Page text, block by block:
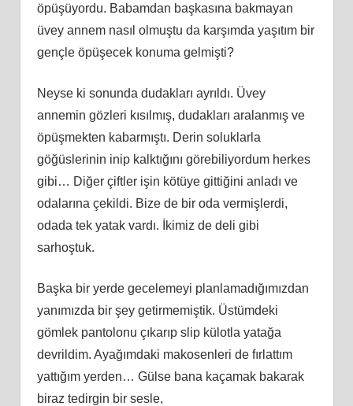
öpüşüyordu. Babamdan başkasına bakmayan
üvey annem nasıl olmuştu da karşımda yaşıtım bir
gençle öpüşecek konuma gelmişti?
Neyse ki sonunda dudakları ayrıldı. Üvey
annemin gözleri kısılmış, dudakları aralanmış ve
öpüşmekten kabarmıştı. Derin soluklarla
göğüslerinin inip kalktığını görebiliyordum herkes
gibi… Diğer çiftler işin kötüye gittiğini anladı ve
odalarına çekildi. Bize de bir oda vermişlerdi,
odada tek yatak vardı. İkimiz de deli gibi
sarhoştuk.
Başka bir yerde gecelemeyi planlamadığımızdan
yanımızda bir şey getirmemiştik. Üstümdeki
gömlek pantolonu çıkarıp slip külotla yatağa
devrildim. Ayağımdaki makosenleri de fırlattım
yattığım yerden… Gülse bana kaçamak bakarak
biraz tedirgin bir sesle,